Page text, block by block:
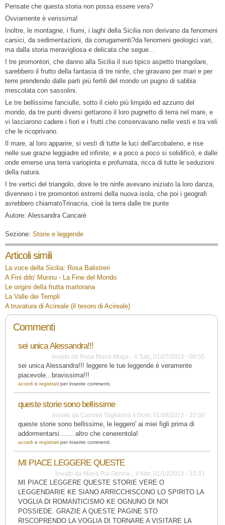
Pensate che questa storia non possa essere vera?
Ovviamente è verissima!
Inoltre, le montagne, i fiumi, i laghi della Sicilia non derivano da fenomeni
carsici, da sedimentazioni, da corrugamenti?da fenomeni geologici vari,
ma dalla storia meravigliosa e delicata che segue...
I tre promontori, che danno alla Sicilia il suo tipico aspetto triangolare,
sarebbero il frutto della fantasia di tre ninfe, che giravano per mari e per
terre prendendo dalle parti più fertili del mondo un pugno di sabbia
mescolata con sassolini.
Le tre bellissime fanciulle, sotto il cielo più limpido ed azzurro del
mondo, da tre punti diversi gettarono il loro pugnetto di terra nel mare, e
vi lasciarono cadere i fiori e i frutti che conservavano nelle vesti e tra veli
che le ricoprivano.
Il mare, al loro apparire, si vestì di tutte le luci dell'arcobaleno, e rise
nelle sue grazie leggiadre ed infinite; e a poco a poco si solidificò, e dalle
onde emerse una terra variopinta e profumata, ricca di tutte le seduzioni
della natura.
I tre vertici del triangolo, dove le tre ninfe avevano iniziato la loro danza,
divennero i tre promontori estremi della nuova isola, che poi i geografi
avrebbero chiamatoTrinacria, cioè la terra dalle tre punte
Autore: Alessandra Cancarè
Sezione: Storie e leggende
Articoli simili
La voce della Sicilia: Rosa Balistreri
A Fini ddo' Munnu - La Fine del Mondo
Le origini della frutta martorana
La Valle dei Templi
A truvatura di Acireale (il tesoro di Acireale)
Commenti
sei unica Alessandra!!!
Inviato da Rosa Maria Moga... il Sab, 01/07/2012 - 08:55
sei unica Alessandra!!! leggere le tue leggende è veramente
piacevole...bravissima!!!
accedi o registrati per inserire commenti.
queste storie sono bellissime
Inviato da Carmen Tagliarino il Dom, 01/08/2012 - 22:00
queste storie sono bellissime, le leggero' ai miei figli prima di
addormentarsi....... altro che cenerentola!
accedi o registrati per inserire commenti.
MI PIACE LEGGERE QUESTE
Inviato da Maria Pia Genna... il Mar, 01/10/2012 - 10:31
MI PIACE LEGGERE QUESTE STORIE VERE O
LEGGENDARIE KE SIANO ARRICCHISCONO LO SPIRITO LA
VOGLIA DI ROMANTICISMO KE OGNUNO DI NOI
POSSIEDE. GRAZIE A QUESTE PAGINE STO
RISCOPRENDO LA VOGLIA DI TORNARE A VISITARE LA